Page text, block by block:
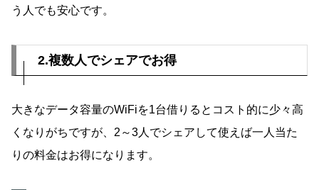
う人でも安心です。
2.複数人でシェアでお得
大きなデータ容量のWiFiを1台借りるとコスト的に少々高
くなりがちですが、2～3人でシェアして使えば一人当た
りの料金はお得になります。